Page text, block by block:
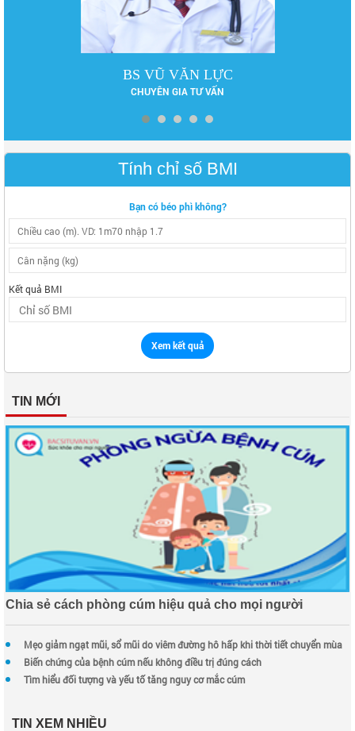
BS VŨ VĂN LỰC
CHUYÊN GIA TƯ VẤN
Tính chỉ số BMI
Bạn có béo phì không?
Kết quả BMI
Xem kết quả
TIN MỚI
Chia sẻ cách phòng cúm hiệu quả cho mọi người
Mẹo giảm ngạt mũi, sổ mũi do viêm đường hô hấp khi thời tiết chuyển mùa
Biến chứng của bệnh cúm nếu không điều trị đúng cách
Tìm hiểu đối tượng và yếu tố tăng nguy cơ mắc cúm
TIN XEM NHIỀU